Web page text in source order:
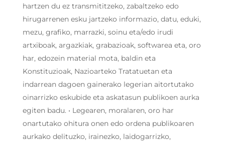
hartzen du ez transmititzeko, zabaltzeko edo
hirugarrenen esku jartzeko informazio, datu, eduki,
mezu, grafiko, marrazki, soinu eta/edo irudi
artxiboak, argazkiak, grabazioak, softwarea eta, oro
har, edozein material mota, baldin eta
Konstituzioak, Nazioarteko Tratatuetan eta
indarrean dagoen gainerako legerian aitortutako
oinarrizko eskubide eta askatasun publikoen aurka
egiten badu. • Legearen, moralaren, oro har
onartutako ohitura onen edo ordena publikoaren
aurkako delituzko, irainezko, laidogarrizko,